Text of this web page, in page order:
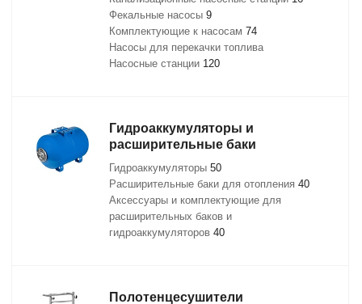
Фекальные насосы 9
Комплектующие к насосам 74
Насосы для перекачки топлива
Насосные станции 120
Гидроаккумуляторы и
расширительные баки
Гидроаккумуляторы 50
Расширительные баки для отопления 40
Аксессуары и комплектующие для
расширительных баков и
гидроаккумуляторов 40
Полотенцесушители